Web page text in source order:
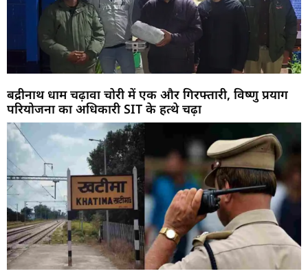
बद्रीनाथ धाम चढ़ावा चोरी में एक और गिरफ्तारी, विष्णु प्रयाग
परियोजना का अधिकारी SIT के हत्थे चढ़ा